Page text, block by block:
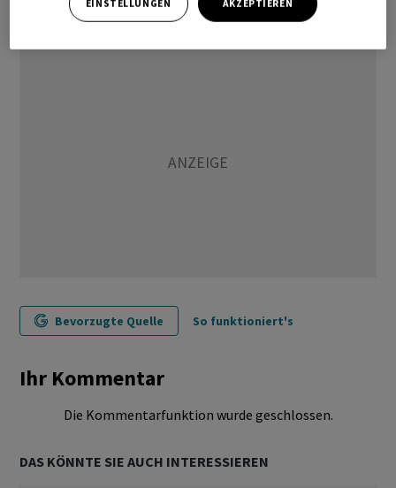
Bevorzugte Quelle So funktioniert's
Ihr Kommentar
Die Kommentarfunktion wurde geschlossen.
DAS KÖNNTE SIE AUCH INTERESSIEREN
EINSTELLUNGEN AKZEPTIEREN